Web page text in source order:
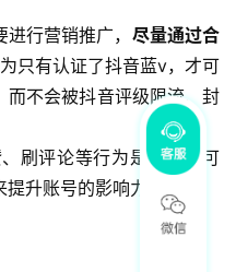
进行营销推广， 尽量通过合
只有认证了抖音蓝v，才可
而不会被抖音评级限流、封
刷评论等行为是绝对不可
提升账号的影响力。